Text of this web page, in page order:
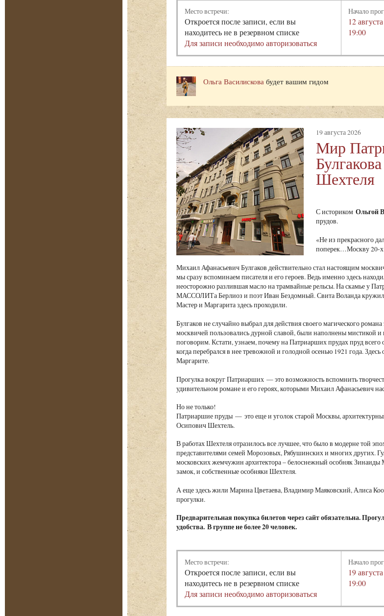
Место встречи:
Откроется после записи, если вы
находитесь не в резервном списке
Для записи необходимо авторизоваться
Начало
12
19:00
Ольга Василискова будет вашим гидом
19 августа 2026
Мир
Шехтеля
С историком Ольгой
прудов.
«Не из прекрасного
поперек…Москву 20-х
Михаил Афанасьевич Булгаков действительно стал настоящим
мы сразу вспоминаем писателя и его героев. Ведь именно здесь
неосторожно разлившая масло на трамвайные рельсы. На скамье у
МАССОЛИТа Берлиоз и поэт Иван Бездомный. Свита Воланда
Мастер и Маргарита здесь проходили.
Булгаков не случайно выбрал для действия своего магического
москвичей пользовались дурной славой, были наполнены мистикой
поговорим. Кстати, узнаем, почему на Патриарших прудах пруд
когда перебрался в нее тревожной и голодной осенью 1921 года.
Маргарите.
Прогулка вокруг Патриарших — это возможность вспомнить
удивительном романе и его героях, которыми Михаил Афанасьевич
Но не только!
Патриаршие пруды — это еще и уголок старой Москвы,
Осипович Шехтель.
В работах Шехтеля отразилось все лучшее, что было в модерне той
представителями семей Морозовых, Рябушинских и многих других.
московских жемчужин архитектора – белоснежный особняк
замок, и собственные особняки Шехтеля.
А еще здесь жили Марина Цветаева, Владимир Маяковский, Алиса
прогулки.
Предварительная покупка билетов через сайт обязательна.
удобства. В группе не более 20 человек.
Место встречи:
Откроется после записи, если вы
находитесь не в резервном списке
Для записи необходимо авторизоваться
Начало
19
19:00